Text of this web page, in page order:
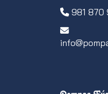
981 870
info